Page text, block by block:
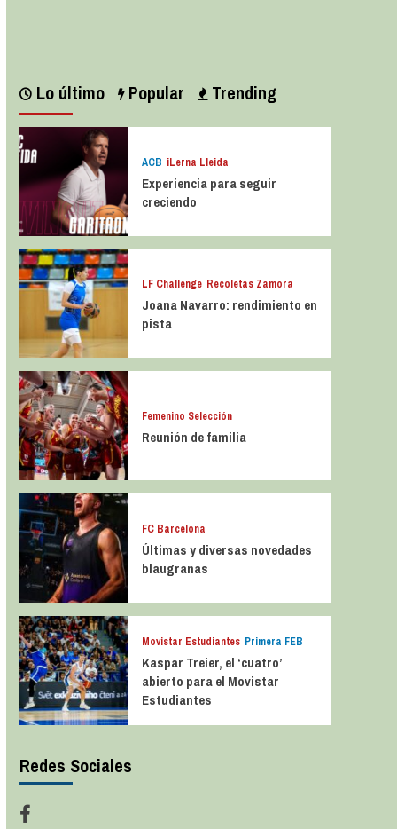
Lo último Popular Trending
ACB iLerna Lleida
Experiencia para seguir
creciendo
LF Challenge Recoletas Zamora
Joana Navarro: rendimiento en
pista
Femenino Selección
Reunión de familia
FC Barcelona
Últimas y diversas novedades
blaugranas
Movistar Estudiantes Primera FEB
Kaspar Treier, el ‘cuatro’
abierto para el Movistar
Estudiantes
Redes Sociales